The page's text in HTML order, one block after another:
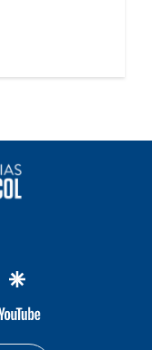
whatsapp
google
youtube-